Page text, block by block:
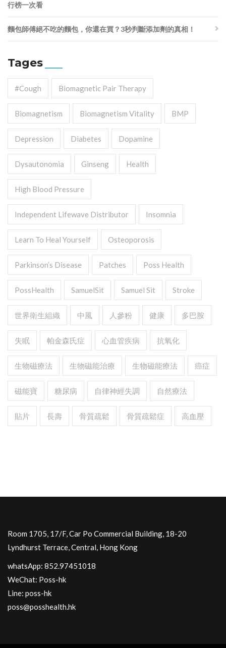
行榜一次看
麵包師傅絕不吃的麵包，你還在買？3秒判斷添加劑的真相！
Tages
#cough Biomagnetic Pair Therapy
Biomagnetism Biomagnetism Vitality BMP
Depression Diabetes Dopamine
Dysautonomia Ginseng Health
High Blood Pressure
Independent Lifewave Distributor Insomnia
Learn To Heal Yourself Osteoporosis
Parkinson’s Disease Patches Poss Health
PossHealth SamuelSit Samuel Sit Stroke
世界衛生組織 中風 人參粉 健康 多巴胺
失眠 帕金森氏症 心血管疾病 抗氧化
生物磁療法 生物磁能治療 生物磁能療法 癌症
磁能寶 糖尿病 自律神經失調 自然療法
貼片 長壽 骨質疏鬆 骨質疏鬆症 高血壓
Room 1705, 17/F, Car Po Commercial Building, 18-20
Lyndhurst Terrace, Central, Hong Kong
whatsApp: 852.97451018
WeChat: Poss-hk
Line: poss-hk
poss@posshealth.hk